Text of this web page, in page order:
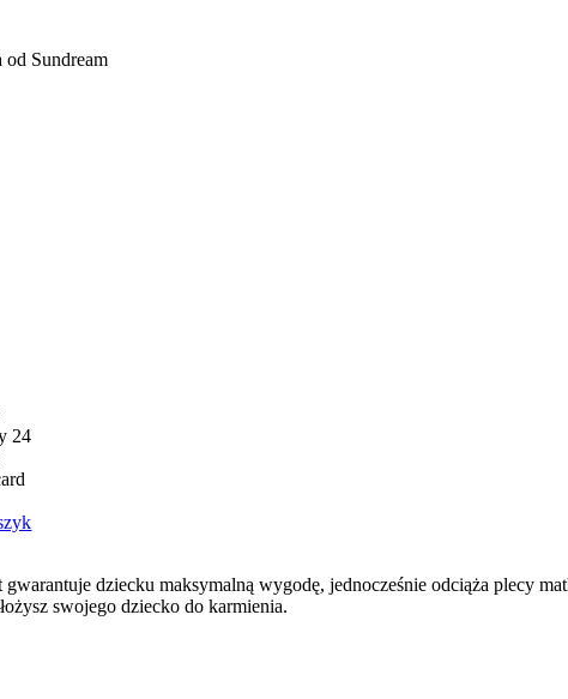
dziecku maksymalną wygodę, jednocześnie odciąża plecy
swojego dziecko do karmienia.